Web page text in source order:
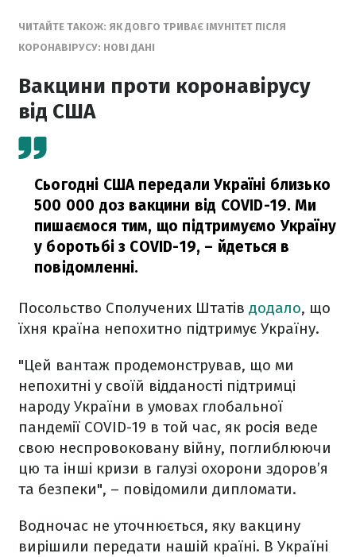
ЧИТАЙТЕ ТАКОЖ: ЯК ДОВГО ТРИВАЄ ІМУНІТЕТ ПІСЛЯ
КОРОНАВІРУСУ: НОВІ ДАНІ
Вакцини проти коронавірусу
від США
Сьогодні США передали Україні близько
500 000 доз вакцини від COVID-19. Ми
пишаємося тим, що підтримуємо Україну
у боротьбі з COVID-19, – йдеться в
повідомленні.
Посольство Сполучених Штатів додало, що
їхня країна непохитно підтримує Україну.
"Цей вантаж продемонстрував, що ми
непохитні у своїй відданості підтримці
народу України в умовах глобальної
пандемії COVID-19 в той час, як росія веде
свою неспровоковану війну, поглиблюючи
цю та інші кризи в галузі охорони здоров’я
та безпеки", – повідомили дипломати.
Водночас не уточнюється, яку вакцину
вирішили передати нашій країні. В Україні